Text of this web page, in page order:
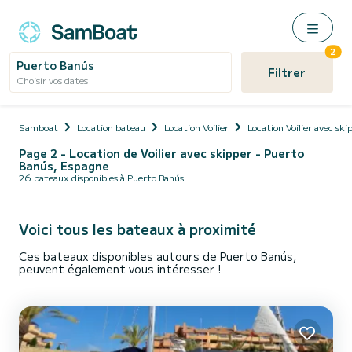
Puerto Banús
Choisir vos dates Filtrer
2
Samboat Location bateau Location Voilier Location Voilier avec
Page 2 - Location de Voilier avec skipper - Puerto
Banús, Espagne
26 bateaux disponibles à Puerto Banús
Voici tous les bateaux à proximité
Ces bateaux disponibles autours de Puerto Banús,
peuvent également vous intéresser !